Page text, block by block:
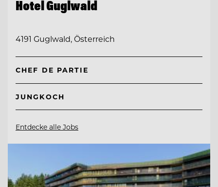
Hotel Guglwald
4191 Guglwald, Österreich
CHEF DE PARTIE
JUNGKOCH
Entdecke alle Jobs